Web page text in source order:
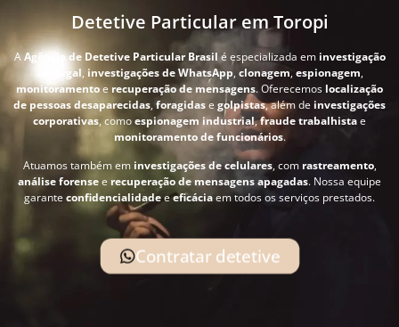
Detetive Particular em Toropi
AAgência de Detetive Particular Brasil é especializada em investigação
conjugal, investigações de WhatsApp, clonagem,espionagem,
monitoramentoe recuperação de mensagens. Oferecemos localização
de pessoas desaparecidas, foragidase golpistas, além de investigações
corporativas, comoespionagem industrial,fraude trabalhistae
monitoramento de funcionários.
Atuamos também em investigações de celulares, com rastreamento,
análise forensee recuperação de mensagens apagadas. Nossa equipe
garante confidencialidadeeeficáciaem todos os serviços prestados.
Contratar detetive